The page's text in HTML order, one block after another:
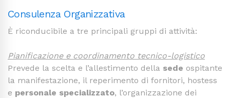
Consulenza Organizzativa
È riconducibile a tre principali gruppi di attività:
Pianificazione e coordinamento tecnico-logistico
Prevede la scelta e l’allestimento della sede ospitante
la manifestazione, il reperimento di fornitori, hostess
e personale specializzato, l’organizzazione dei